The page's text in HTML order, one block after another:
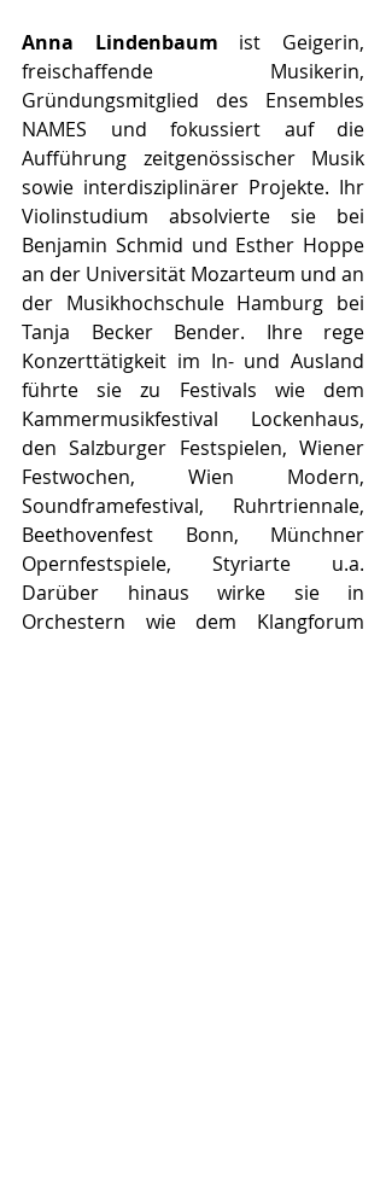
Anna Lindenbaum ist Geigerin,
freischaffende Musikerin,
Gründungsmitglied des Ensembles
NAMES und fokussiert auf die
Aufführung zeitgenössischer Musik
sowie interdisziplinärer Projekte. Ihr
Violinstudium absolvierte sie bei
Benjamin Schmid und Esther Hoppe
an der Universität Mozarteum und an
der Musikhochschule Hamburg bei
Tanja Becker Bender. Ihre rege
Konzerttätigkeit im In- und Ausland
führte sie zu Festivals wie dem
Kammermusikfestival Lockenhaus,
den Salzburger Festspielen, Wiener
Festwochen, Wien Modern,
Soundframefestival, Ruhrtriennale,
Beethovenfest Bonn, Münchner
Opernfestspiele, Styriarte u.a.
Darüber hinaus wirke sie in
Orchestern wie dem Klangforum